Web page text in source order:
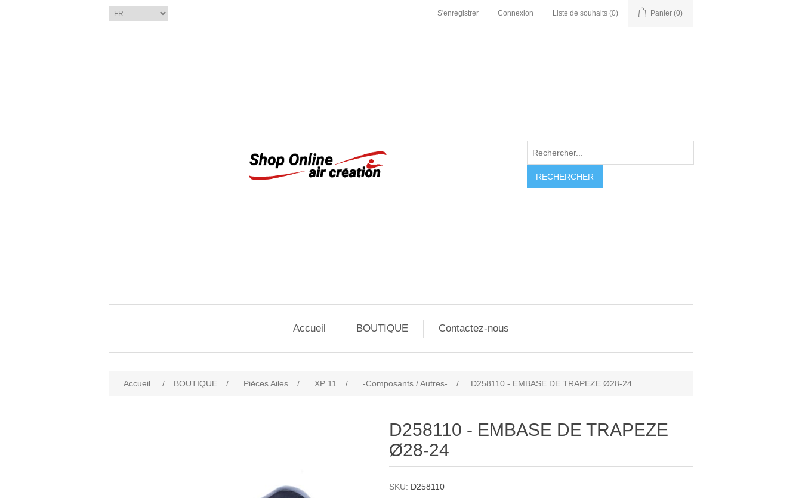
S'enregistrer Connexion Liste de souhaits (0) Panier (0)
RECHERCHER
Accueil BOUTIQUE Contactez-nous
Accueil / BOUTIQUE / Pièces Ailes / XP 11 / -Composants / Autres- / D258110 - EMBASE DE TRAPEZE Ø28-24
D258110 - EMBASE DE TRAPEZE
Ø28-24
SKU: D258110